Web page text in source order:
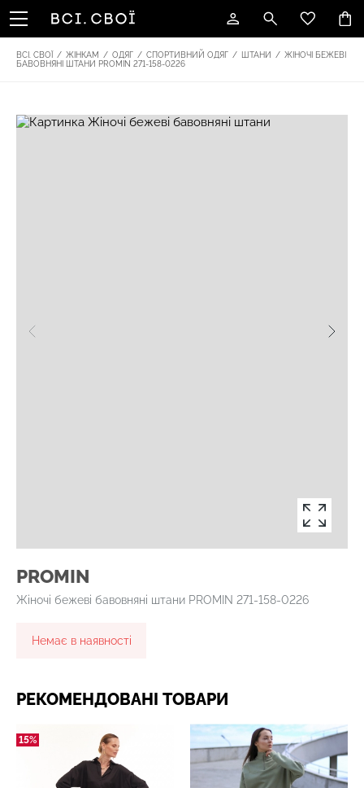
ВСІ. СВОЇ / ЖІНКАМ / ОДЯГ / СПОРТИВНИЙ ОДЯГ / ШТАНИ / ЖІНОЧІ БЕЖЕВІ
БАВОВНЯНІ ШТАНИ PROMIN 271-158-0226
PROMIN
Жіночі бежеві бавовняні штани PROMIN 271-158-0226
Немає в наявності
РЕКОМЕНДОВАНІ ТОВАРИ
15%